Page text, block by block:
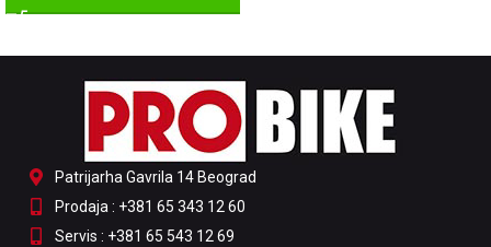
Patrijarha Gavrila 14 Beograd
Prodaja : +381 65 343 12 60
Servis : +381 65 543 12 69